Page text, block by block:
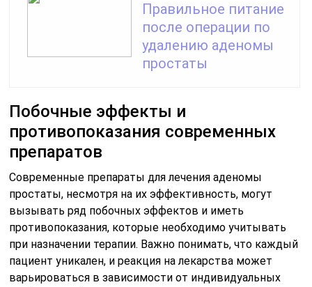
Правильное питание
после операции по
удалению аденомы
простаты
Побочные эффекты и
противопоказания современных
препаратов
Современные препараты для лечения аденомы
простаты, несмотря на их эффективность, могут
вызывать ряд побочных эффектов и иметь
противопоказания, которые необходимо учитывать
при назначении терапии. Важно понимать, что каждый
пациент уникален, и реакция на лекарства может
варьироваться в зависимости от индивидуальных